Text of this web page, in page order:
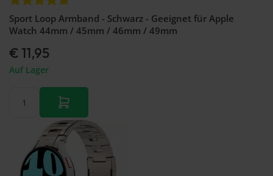
Sport Loop Armband - Schwarz - Geeignet für Apple
Watch 44mm / 45mm / 46mm / 49mm
€ 11,95
Auf Lager